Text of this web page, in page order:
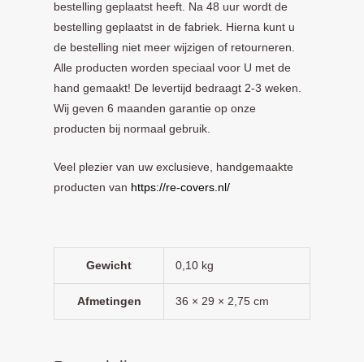
bestelling geplaatst heeft. Na 48 uur wordt de
bestelling geplaatst in de fabriek. Hierna kunt u
de bestelling niet meer wijzigen of retourneren.
Alle producten worden speciaal voor U met de
hand gemaakt! De levertijd bedraagt 2-3 weken.
Wij geven 6 maanden garantie op onze
producten bij normaal gebruik.
Veel plezier van uw exclusieve, handgemaakte
producten van https://re-covers.nl/
Gewicht 0,10 kg
Afmetingen 36 × 29 × 2,75 cm